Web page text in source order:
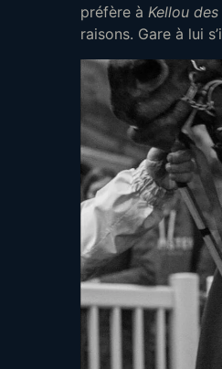
préfère à Kellou
raisons. Gare à lui